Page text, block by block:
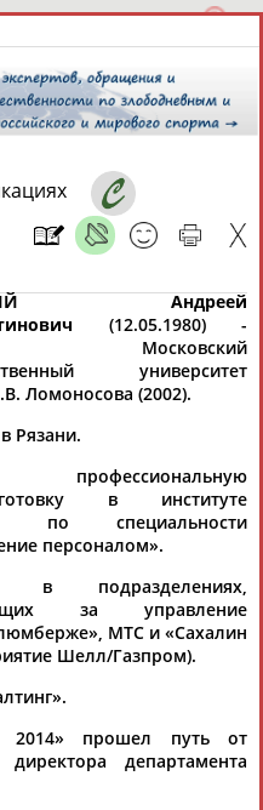
2026 года,
Расширенный поиск
нет
Андреей
(12.05.1980) -
Московский
университет
Ломоносова (2002).
Рязани.
профессиональную
в институте
по специальности
персоналом».
в подразделениях,
за управление
МТС и «Сахалин
Шелл/Газпром).
прошел путь от
департамента